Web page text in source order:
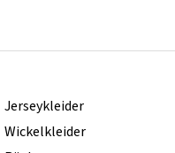
Jerseykleider
Wickelkleider